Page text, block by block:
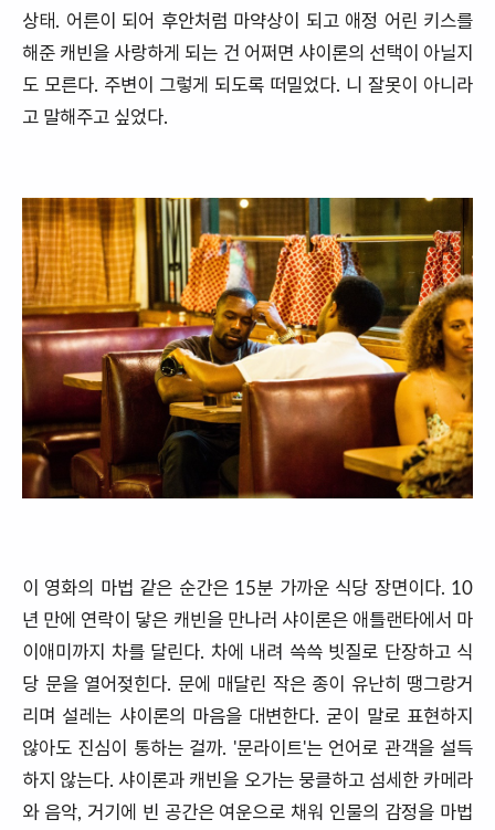
상태. 어른이 되어 후안처럼 마약상이 되고 애정 어린 키스를
해준 캐빈을 사랑하게 되는 건 어쩌면 샤이론의 선택이 아닐지
도 모른다. 주변이 그렇게 되도록 떠밀었다. 니 잘못이 아니라
고 말해주고 싶었다.
이 영화의 마법 같은 순간은 15분 가까운 식당 장면이다. 10
년 만에 연락이 닿은 캐빈을 만나러 샤이론은 애틀랜타에서 마
이애미까지 차를 달린다. 차에 내려 쓱쓱 빗질로 단장하고 식
당 문을 열어젖힌다. 문에 매달린 작은 종이 유난히 땡그랑거
리며 설레는 샤이론의 마음을 대변한다. 굳이 말로 표현하지
않아도 진심이 통하는 걸까. '문라이트'는 언어로 관객을 설득
하지 않는다. 샤이론과 캐빈을 오가는 뭉클하고 섬세한 카메라
와 음악, 거기에 빈 공간은 여운으로 채워 인물의 감정을 마법